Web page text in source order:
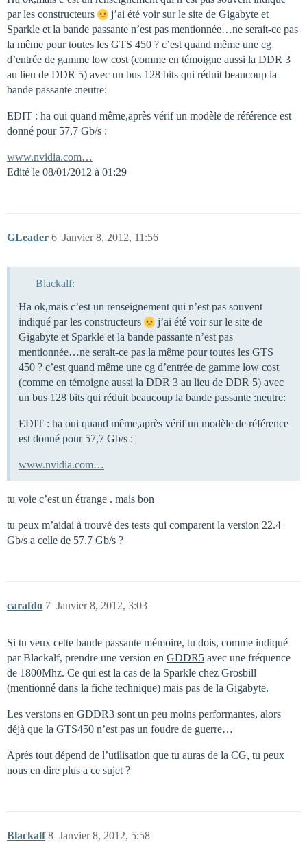
par les constructeurs
j’ai été voir sur le site de Gigabyte et
Sparkle et la bande passante n’est pas mentionnée…ne serait-ce pas
la même pour toutes les GTS 450 ? c’est quand même une cg
d’entrée de gamme low cost (comme en témoigne aussi la DDR 3
au lieu de DDR 5) avec un bus 128 bits qui réduit beaucoup la
bande passante :neutre:
EDIT : ha oui quand même,après vérif un modèle de référence est
donné pour 57,7 Gb/s :
www.nvidia.com…
Edité le 08/01/2012 à 01:29
GLeader Janvier 8, 2012, 11:56
6
Blackalf:
Ha ok,mais c’est un renseignement qui n’est pas souvent
indiqué par les constructeurs
j’ai été voir sur le site de
Gigabyte et Sparkle et la bande passante n’est pas
mentionnée…ne serait-ce pas la même pour toutes les GTS
450 ? c’est quand même une cg d’entrée de gamme low cost
(comme en témoigne aussi la DDR 3 au lieu de DDR 5) avec
un bus 128 bits qui réduit beaucoup la bande passante :neutre:
EDIT : ha oui quand même,après vérif un modèle de référence
est donné pour 57,7 Gb/s :
www.nvidia.com…
tu voie c’est un étrange . mais bon
tu peux m’aidai à trouvé des tests qui comparent la version 22.4
Gb/s a celle de 57.7 Gb/s ?
carafdo Janvier 8, 2012, 3:03
7
Si tu veux cette bande passante mémoire, tu dois, comme indiqué
par Blackalf, prendre une version en GDDR5 avec une fréquence
de 1800Mhz. Ce qui est la cas de la Sparkle chez Grosbill
(mentionné dans la fiche technique) mais pas de la Gigabyte.
Les versions en GDDR3 sont un peu moins performantes, alors
déjà que la GTS450 n’est pas un foudre de guerre…
Après tout dépend de l’utilisation que tu auras de la CG, tu peux
nous en dire plus a ce sujet ?
Blackalf Janvier 8, 2012, 5:58
8